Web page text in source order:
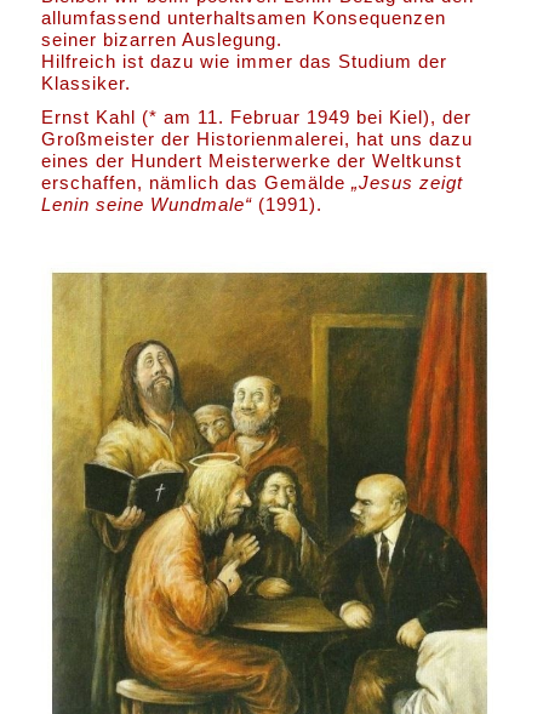
allumfassend unterhaltsamen Konsequenzen
seiner bizarren Auslegung.
Hilfreich ist dazu wie immer das Studium der
Klassiker.
Ernst Kahl (* am 11. Februar 1949 bei Kiel), der
Großmeister der Historienmalerei, hat uns dazu
eines der Hundert Meisterwerke der Weltkunst
erschaffen, nämlich das Gemälde„Jesus zeigt
Lenin seine Wundmale“ (1991).